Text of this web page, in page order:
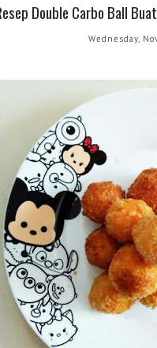
Double Carbo Ball
Wednesday,